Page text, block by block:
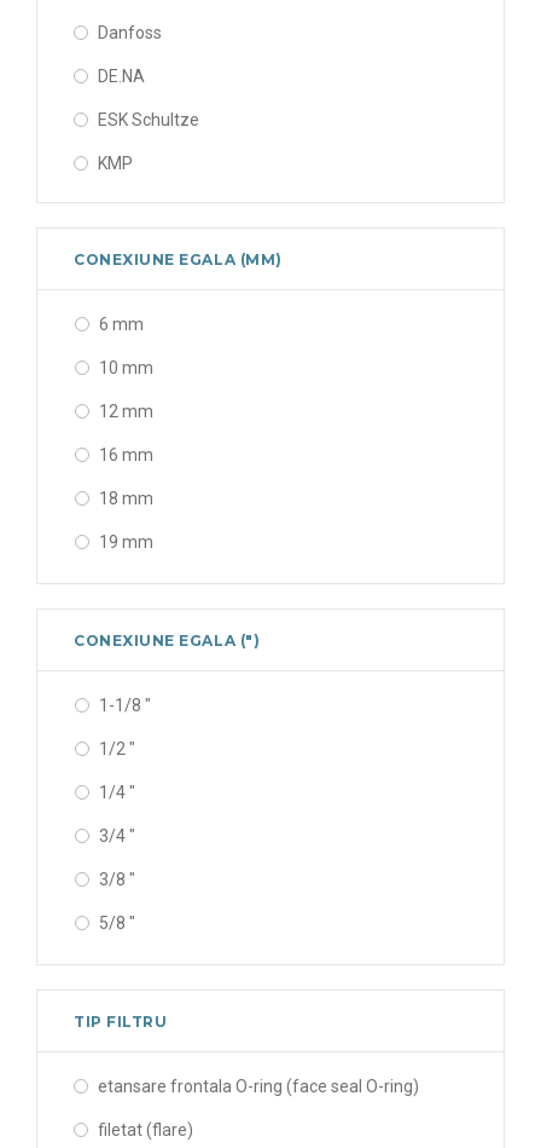
Danfoss
DE.NA
ESK Schultze
KMP
CONEXIUNE EGALA (MM)
6 mm
10 mm
12 mm
16 mm
18 mm
19 mm
22 mm
CONEXIUNE EGALA (")
1-1/8 "
1/2 "
1/4 "
3/4 "
3/8 "
5/8 "
7/8 "
TIP FILTRU
etansare frontala O-ring (face seal O-ring)
filetat (flare)